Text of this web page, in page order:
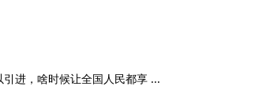
进，啥时候让全国人民都享 ...